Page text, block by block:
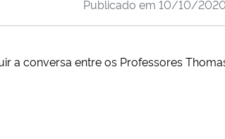
Publicado em 10/10/
a conversa entre os Professores